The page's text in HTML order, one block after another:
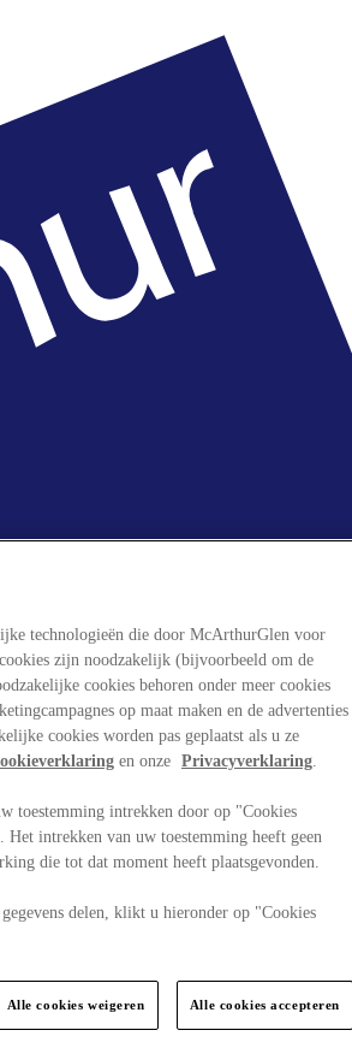
technologieën die door McArthurGlen voor
zijn noodzakelijk (bijvoorbeeld om de
cookies behoren onder meer cookies
op maat maken en de advertenties
cookies worden pas geplaatst als u ze
en onze Privacyverklaring.
toestemming intrekken door op "Cookies
intrekken van uw toestemming heeft geen
die tot dat moment heeft plaatsgevonden.
delen, klikt u hieronder op "Cookies
Alle cookies weigeren Alle cookies accepteren